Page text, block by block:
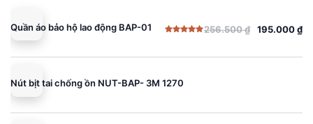
Quần áo bảo hộ lao động BAP-01
5 sao
256.500₫
Giá
là:
195.000₫
Giá
tại
195.000 ₫.
Nút bịt tai chống ồn NUT-BAP- 3M 1270